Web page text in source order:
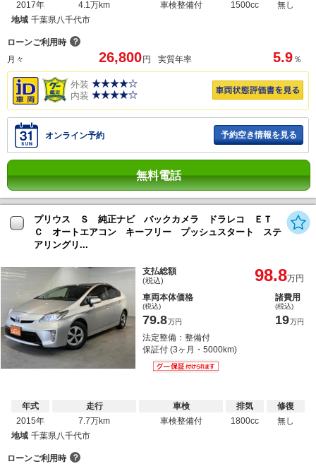
2017年 4.1万km 車検整備付 1500cc
無し
地域 千葉県八千代市
ローンご利用時 ？
月々
26,800 円 実質年率 5.9 ％
外装
内装
オンライン予約 予約空き情報を見る
無料電話
プリウス Ｓ 純正ナビ バックカメラ ドラレコ ＥＴ
Ｃ オートエアコン キーフリー プッシュスタート ステ
アリングリ...
支払総額
(税込) 98.8万円
車両本体価格
(税込)
79.8万円
諸費用
(税込)
19万円
法定整備：整備付
保証付 (3ヶ月・5000km)
年式
2015年
走行
7.7万km
車検
車検整備付
排気
1800cc
修復
無し
地域 千葉県八千代市
ローンご利用時 ？